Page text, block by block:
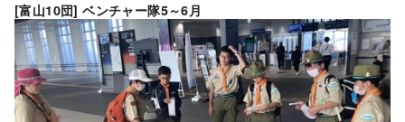
[富山10団] ベンチャー隊5～6月